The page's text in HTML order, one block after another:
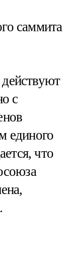
саммита
с
единого
что